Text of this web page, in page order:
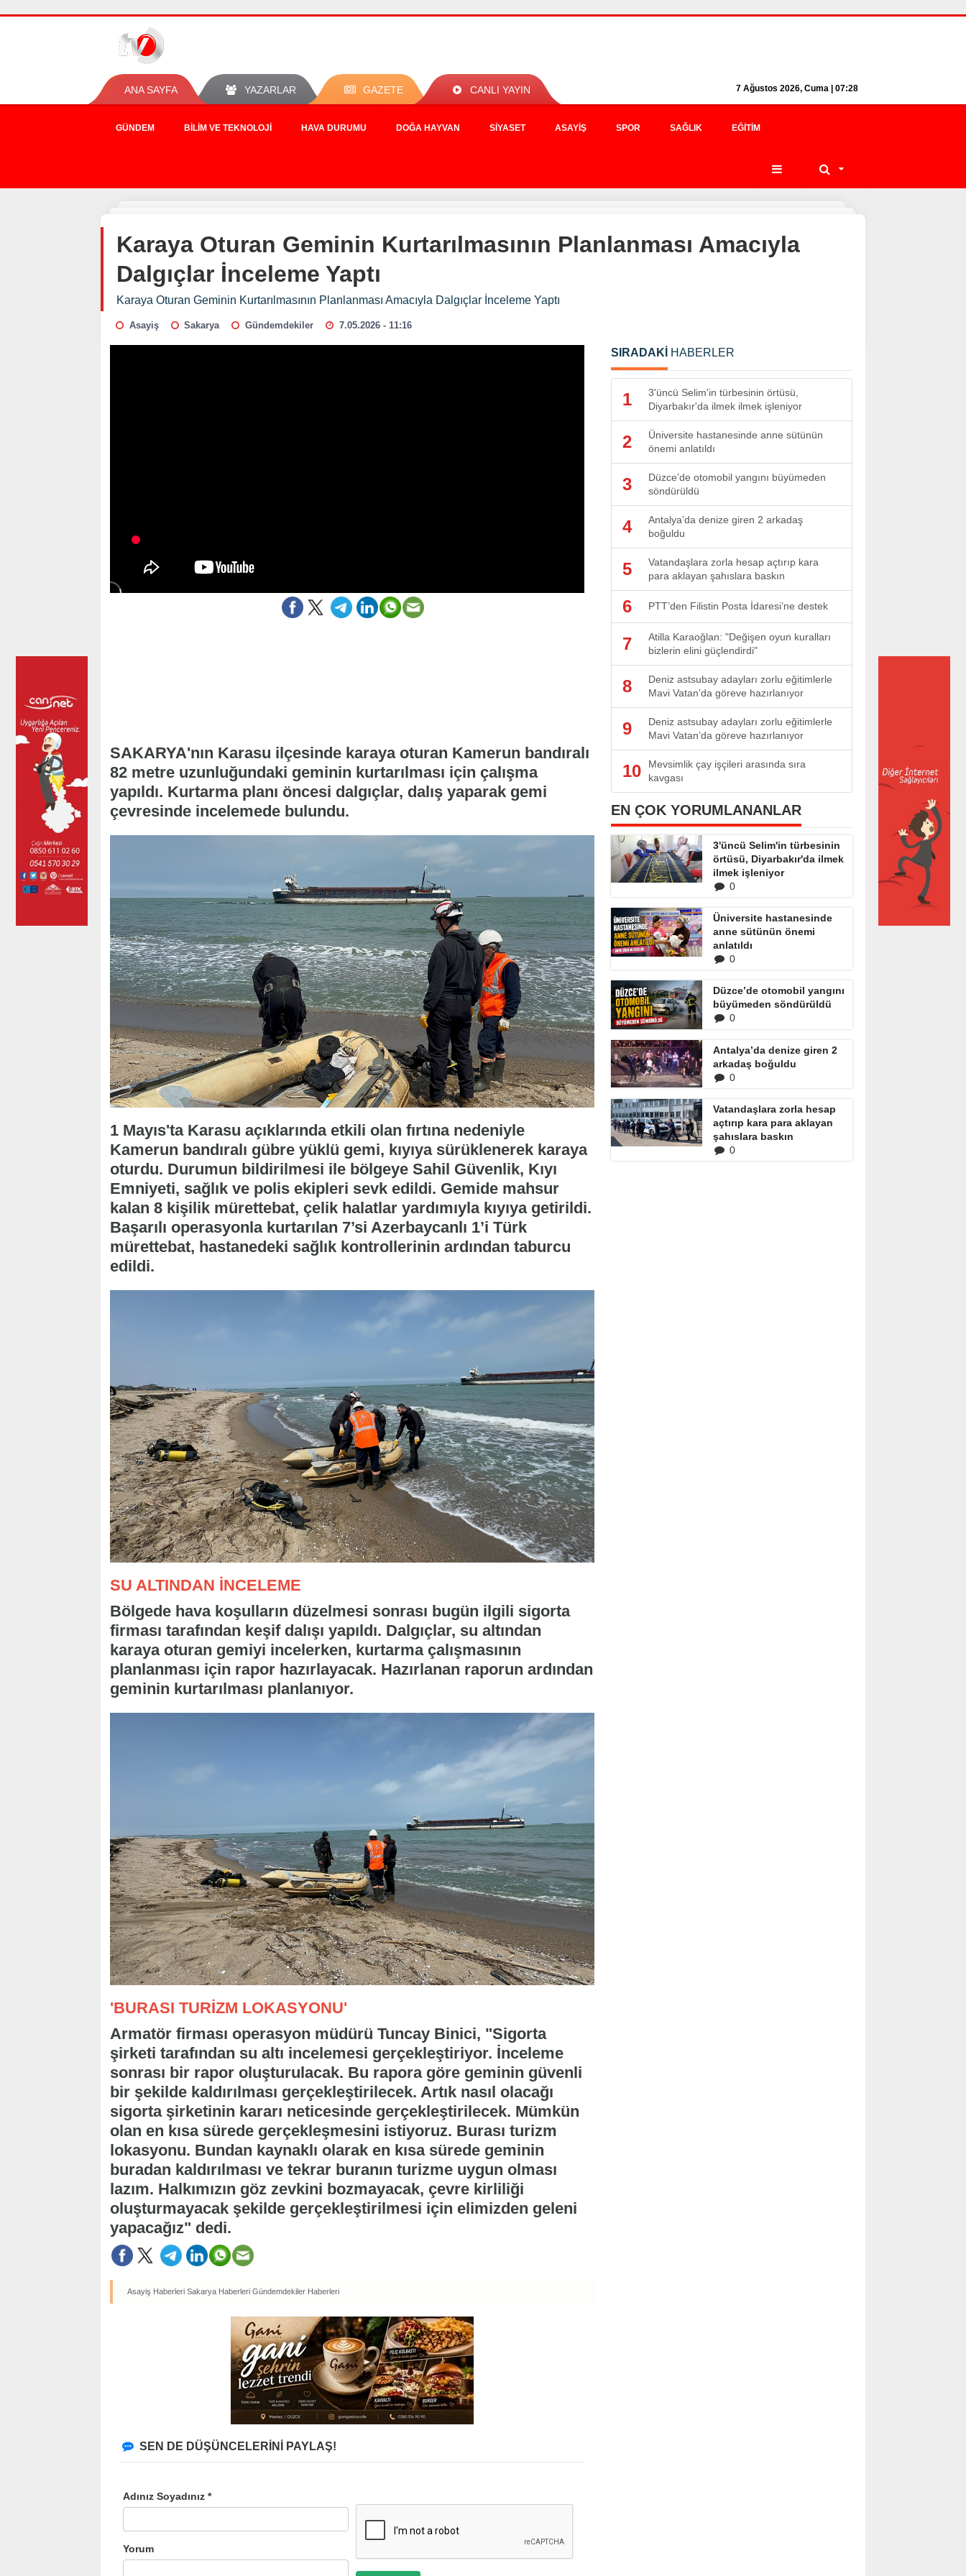
ANA SAYFA YAZARLAR GAZETE CANLI YAYIN 7 Ağustos 2026, Cuma | 07:28
GÜNDEM BILIM VE TEKNOLOJI HAVA DURUMU DOĞA HAYVAN SIYASET ASAYIŞ SPOR SAĞLIK EĞITIM
Karaya Oturan Geminin Kurtarılmasının Planlanması Amacıyla
Dalgıçlar İnceleme Yaptı
Karaya Oturan Geminin Kurtarılmasının Planlanması Amacıyla Dalgıçlar İnceleme Yaptı
Asayiş Sakarya Gündemdekiler 7.05.2026 - 11:16
SAKARYA'nın Karasu ilçesinde karaya oturan Kamerun bandıralı
82 metre uzunluğundaki geminin kurtarılması için çalışma
yapıldı. Kurtarma planı öncesi dalgıçlar, dalış yaparak gemi
çevresinde incelemede bulundu.
1 Mayıs'ta Karasu açıklarında etkili olan fırtına nedeniyle
Kamerun bandıralı gübre yüklü gemi, kıyıya sürüklenerek karaya
oturdu. Durumun bildirilmesi ile bölgeye Sahil Güvenlik, Kıyı
Emniyeti, sağlık ve polis ekipleri sevk edildi. Gemide mahsur
kalan 8 kişilik mürettebat, çelik halatlar yardımıyla kıyıya getirildi.
Başarılı operasyonla kurtarılan 7’si Azerbaycanlı 1’i Türk
mürettebat, hastanedeki sağlık kontrollerinin ardından taburcu
edildi.
SU ALTINDAN İNCELEME
Bölgede hava koşulların düzelmesi sonrası bugün ilgili sigorta
firması tarafından keşif dalışı yapıldı. Dalgıçlar, su altından
karaya oturan gemiyi incelerken, kurtarma çalışmasının
planlanması için rapor hazırlayacak. Hazırlanan raporun ardından
geminin kurtarılması planlanıyor.
'BURASI TURİZM LOKASYONU'
Armatör firması operasyon müdürü Tuncay Binici, "Sigorta
şirketi tarafından su altı incelemesi gerçekleştiriyor. İnceleme
sonrası bir rapor oluşturulacak. Bu rapora göre geminin güvenli
bir şekilde kaldırılması gerçekleştirilecek. Artık nasıl olacağı
sigorta şirketinin kararı neticesinde gerçekleştirilecek. Mümkün
olan en kısa sürede gerçekleşmesini istiyoruz. Burası turizm
lokasyonu. Bundan kaynaklı olarak en kısa sürede geminin
buradan kaldırılması ve tekrar buranın turizme uygun olması
lazım. Halkımızın göz zevkini bozmayacak, çevre kirliliği
oluşturmayacak şekilde gerçekleştirilmesi için elimizden geleni
yapacağız" dedi.
Asayiş Haberleri Sakarya Haberleri Gündemdekiler Haberleri
SEN DE DÜŞÜNCELERİNİ PAYLAŞ!
Adınız Soyadınız *
Yorum
SIRADAKİ HABERLER
1
3'üncü Selim'in türbesinin örtüsü,
Diyarbakır'da ilmek ilmek işleniyor
2
Üniversite hastanesinde anne sütünün
önemi anlatıldı
3
Düzce’de otomobil yangını büyümeden
söndürüldü
4
Antalya’da denize giren 2 arkadaş
boğuldu
5
Vatandaşlara zorla hesap açtırıp kara
para aklayan şahıslara baskın
6 PTT’den Filistin Posta İdaresi’ne destek
7
Atilla Karaoğlan: "Değişen oyun kuralları
bizlerin elini güçlendirdi"
8
Deniz astsubay adayları zorlu eğitimlerle
Mavi Vatan’da göreve hazırlanıyor
9
Deniz astsubay adayları zorlu eğitimlerle
Mavi Vatan’da göreve hazırlanıyor
10
Mevsimlik çay işçileri arasında sıra
kavgası
EN ÇOK YORUMLANANLAR
3'üncü Selim'in türbesinin
örtüsü, Diyarbakır'da ilmek
ilmek işleniyor
0
Üniversite hastanesinde
anne sütünün önemi
anlatıldı
0
Düzce’de otomobil yangını
büyümeden söndürüldü
0
Antalya’da denize giren 2
arkadaş boğuldu
0
Vatandaşlara zorla hesap
açtırıp kara para aklayan
şahıslara baskın
0